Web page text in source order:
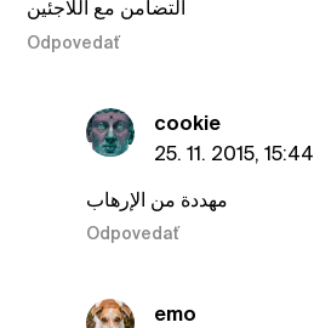
التضامن مع اللاجئين
Odpovedať
cookie
25. 11. 2015, 15:44
مهددة من الإرهاب
Odpovedať
emo